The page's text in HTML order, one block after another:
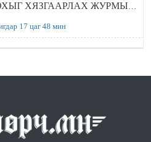
ХЯЗГААРЛАХ ЖУРМЫГ
17 цаг 48 мин